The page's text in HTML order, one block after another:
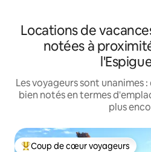
Locations de
notées à
Les voyageurs sont unanimes
bien notés en termes
plus
Coup de cœur voyageurs